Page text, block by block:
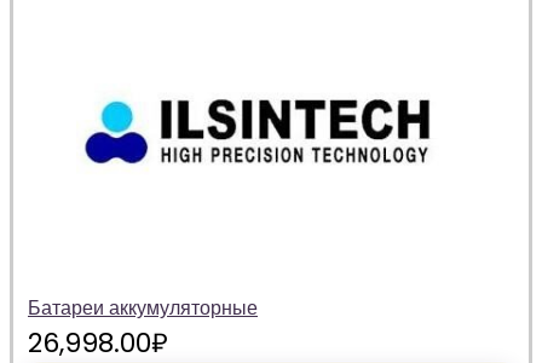
Батареи аккумуляторные
26,998.00₽